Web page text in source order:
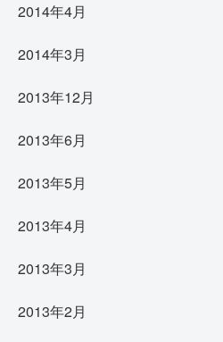
2014年4月
2014年3月
2013年12月
2013年6月
2013年5月
2013年4月
2013年3月
2013年2月